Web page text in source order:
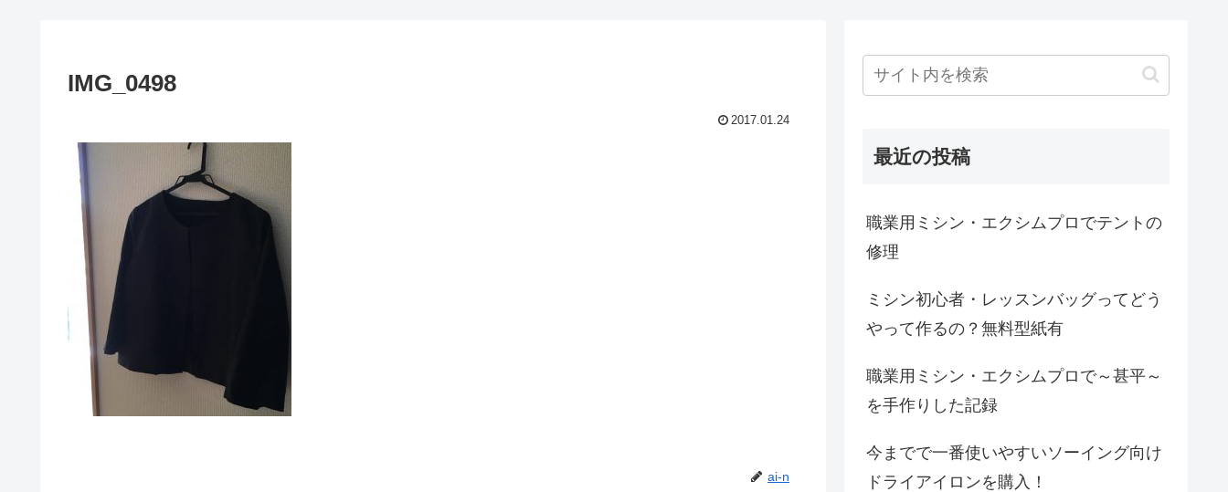
IMG_0498
2017.01.24
ai-n
最近の投稿
職業用ミシン・エクシムプロでテントの
修理
ミシン初心者・レッスンバッグってどう
やって作るの？無料型紙有
職業用ミシン・エクシムプロで～甚平～
を手作りした記録
今までで一番使いやすいソーイング向け
ドライアイロンを購入！